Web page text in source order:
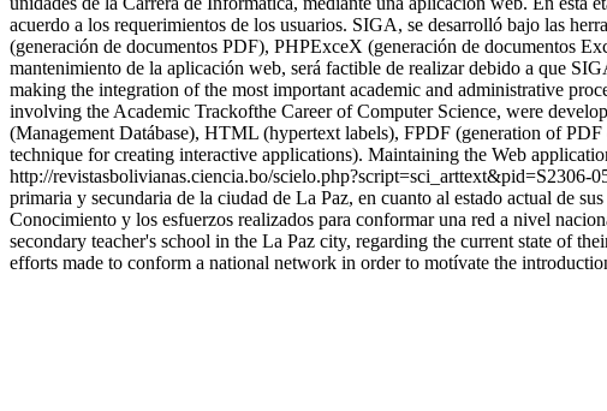
acuerdo a los requerimientos de los usuarios. SIGA, se desarrolló bajo las
(generación de documentos PDF), PHPExceX (generación de documentos
mantenimiento de la aplicación web, será factible de realizar debido a que
making the integration of the most important academic and administrative
involving the Academic Trackofthe Career of Computer Science, were
(Management Datábase), HTML (hypertext labels), FPDF (generation of
technique for creating interactive applications). Maintaining the Web
http://revistasbolivianas.ciencia.bo/
primaria y secundaria de la ciudad de La Paz, en cuanto al estado actual de
Conocimiento y los esfuerzos realizados para conformar una red a nivel
secondary teacher's school in the La Paz city, regarding the current state of
efforts made to conform a national network in order to motívate the